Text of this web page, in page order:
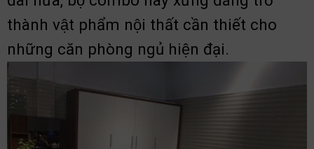
thành vật phẩm nội thất cần thiết cho
những căn phòng ngủ hiện đại.